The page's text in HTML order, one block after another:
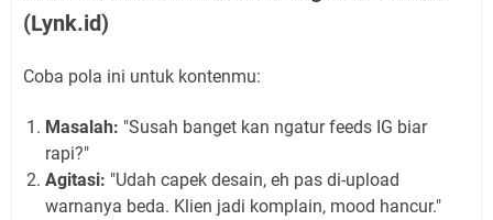
(Lynk.id)
Coba pola ini untuk kontenmu:
Masalah: "Susah banget kan ngatur feeds IG biar
rapi?"
Agitasi: "Udah capek desain, eh pas di-upload
warnanya beda. Klien jadi komplain, mood hancur."